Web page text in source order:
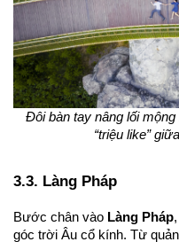
Đôi bàn tay nâng lối
“triệu like”
3.3. Làng Pháp
Bước chân vào Làng Pháp
góc trời Âu cổ kính. Từ